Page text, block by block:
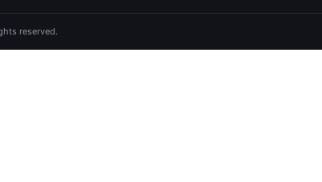
reserved.